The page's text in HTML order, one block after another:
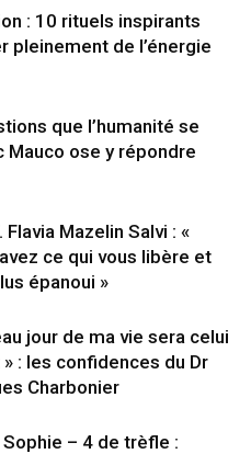
: 10 rituels inspirants
pleinement de l’énergie
que l’humanité se
Mauco ose y répondre
Flavia Mazelin Salvi : «
ce qui vous libère et
épanoui »
jour de ma vie sera celui
: les confidences du Dr
Charbonier
Sophie – 4 de trèfle :